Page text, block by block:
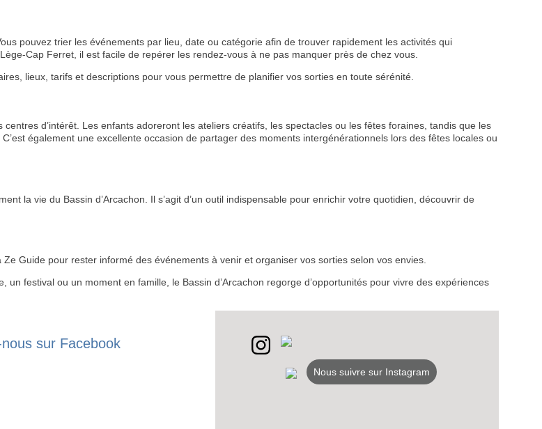
RECEVEZ
BONS PLANS
INSCRIPTION NEWSLETTER
pouvez trier les événements par lieu, date ou catégorie afin de trouver rapidement les activités qui
Cap Ferret, il est facile de repérer les rendez-vous à ne pas manquer près de chez vous.
lieux, tarifs et descriptions pour vous permettre de planifier vos sorties en toute sérénité.
d’intérêt. Les enfants adoreront les ateliers créatifs, les spectacles ou les fêtes foraines, tandis que les
également une excellente occasion de partager des moments intergénérationnels lors des fêtes locales ou
la vie du Bassin d’Arcachon. Il s’agit d’un outil indispensable pour enrichir votre quotidien, découvrir de
Guide pour rester informé des événements à venir et organiser vos sorties selon vos envies.
festival ou un moment en famille, le Bassin d’Arcachon regorge d’opportunités pour vivre des expériences
sur Facebook
Nous suivre sur Instagram